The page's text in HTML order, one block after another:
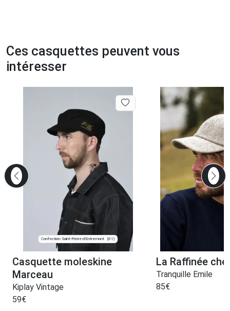
Ces casquettes peuvent vous
intéresser
Confection: Saint-Pierre-d'Entremont (61)
Casquette moleskine
Marceau
Kiplay Vintage
59€
La Raffinée
Tranquille Emile
85€